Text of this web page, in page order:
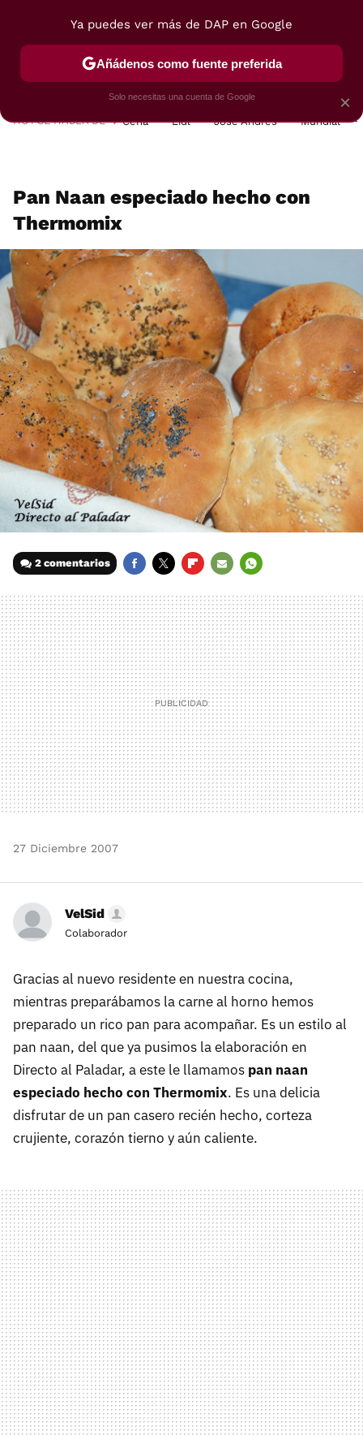
POSTRES VIAJES SELECCIÓN VEGUI
HOY SE HABLA DE Cena Lidl José Andrés Mundial
Pan Naan especiado hecho con
Thermomix
2 comentarios
MAIL
27 Diciembre 2007
VelSid
Colaborador
Gracias al nuevo residente en nuestra cocina,
mientras preparábamos la carne al horno hemos
preparado un rico pan para acompañar. Es un estilo al
pan naan, del que ya pusimos la elaboración en
Directo al Paladar, a este le llamamos pan naan
especiado hecho con Thermomix. Es una delicia
disfrutar de un pan casero recién hecho, corteza
crujiente, corazón tierno y aún caliente.
×
Ya puedes ver más de DAP en Google
Añádenos como fuente preferida
Solo necesitas una cuenta de Google